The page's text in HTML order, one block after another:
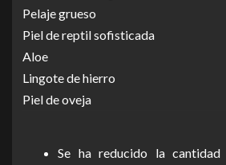
Pelaje grueso
Piel de reptil sofisticada
Aloe
Lingote de hierro
Piel de oveja
Se ha reducido la